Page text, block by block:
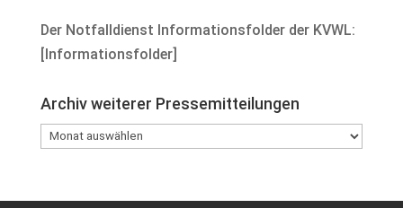
Der Notfalldienst Informationsfolder der KVWL:
[Informationsfolder]
Archiv weiterer Pressemitteilungen
Archiv